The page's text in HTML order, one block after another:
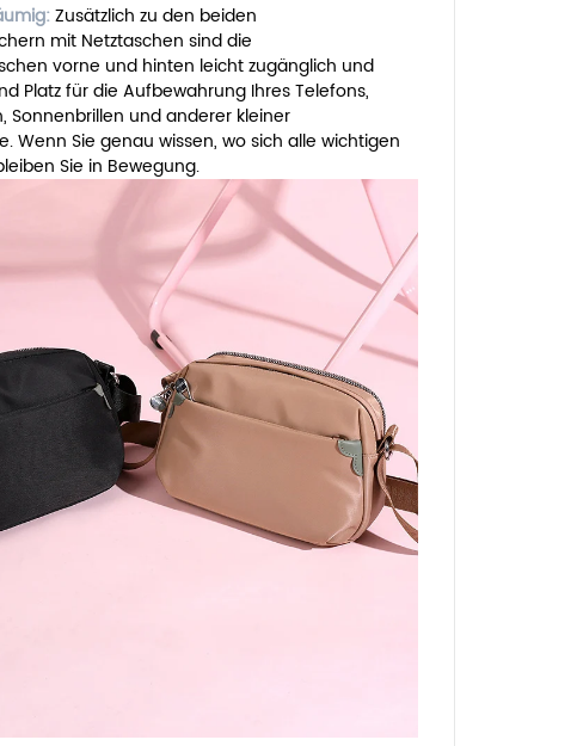
Zusätzlich zu den beiden
mit Netztaschen sind die
vorne und hinten leicht zugänglich und
Platz für die Aufbewahrung Ihres Telefons,
Sonnenbrillen und anderer kleiner
Wenn Sie genau wissen, wo sich alle wichtigen
Sie in Bewegung.